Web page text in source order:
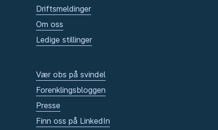
Driftsmeldinger
Om oss
Ledige stillinger
Vær obs på svindel
Forenklingsbloggen
Presse
Finn oss på LinkedIn